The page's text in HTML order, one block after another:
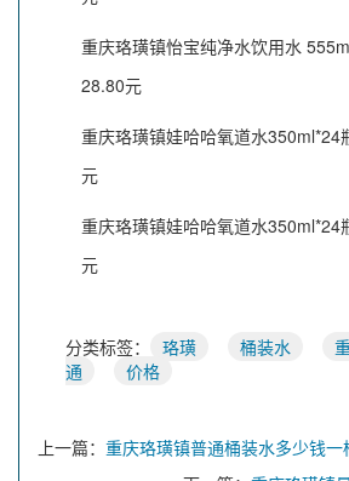
重庆珞璜镇怡宝纯净水饮用水
28.80元
重庆珞璜镇娃哈哈氧道水350ml*24
元
重庆珞璜镇娃哈哈氧道水350ml*24
元
分类标签： 珞璜 桶装水
通
价格
上一篇： 重庆珞璜镇普通桶装水多少钱一